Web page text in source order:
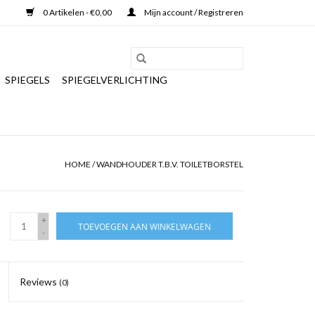
0 Artikelen - €0,00 Mijn account / Registreren
SPIEGELS
SPIEGELVERLICHTING
HOME /WANDHOUDER T.B.V. TOILETBORSTEL
+
-
TOEVOEGEN AAN WINKELWAGEN
Reviews (0)